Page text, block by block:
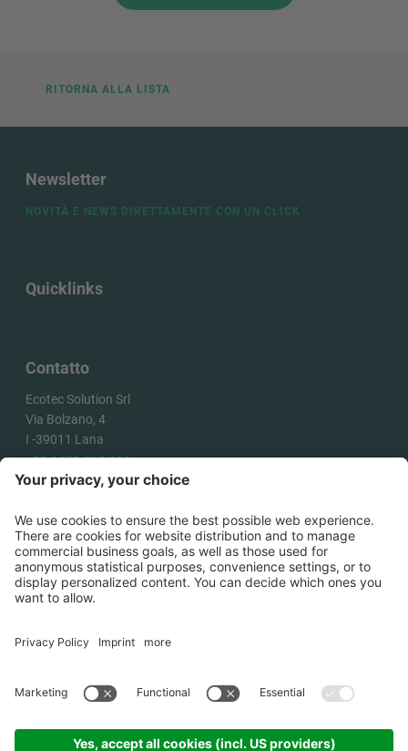
RITORNA ALLA LISTA
Contatto
Ecotec Solution Srl
Via Bolzano, 4
I -39011 Lana
+39 0473 313 010
info@ecotecsolution.com
COME ARRIVARE
Quicklinks
Newsletter
NOVITÀ E NEWS DIRETTAMENTE CON UN CLICK
02863180218.Credits.Cookies.Informativa